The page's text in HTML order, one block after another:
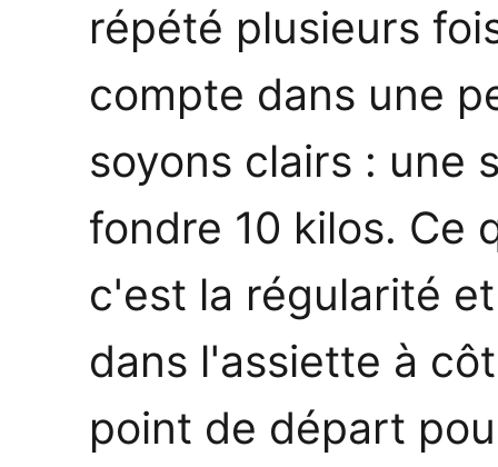
répété plusieurs
compte dans une
soyons clairs : une
fondre 10 kilos. Ce
c'est la régularité
dans l'assiette à
point de départ